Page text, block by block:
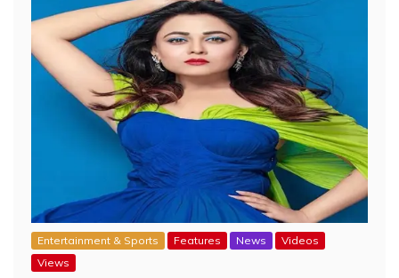
Entertainment & Sports Features News
Videos
Views